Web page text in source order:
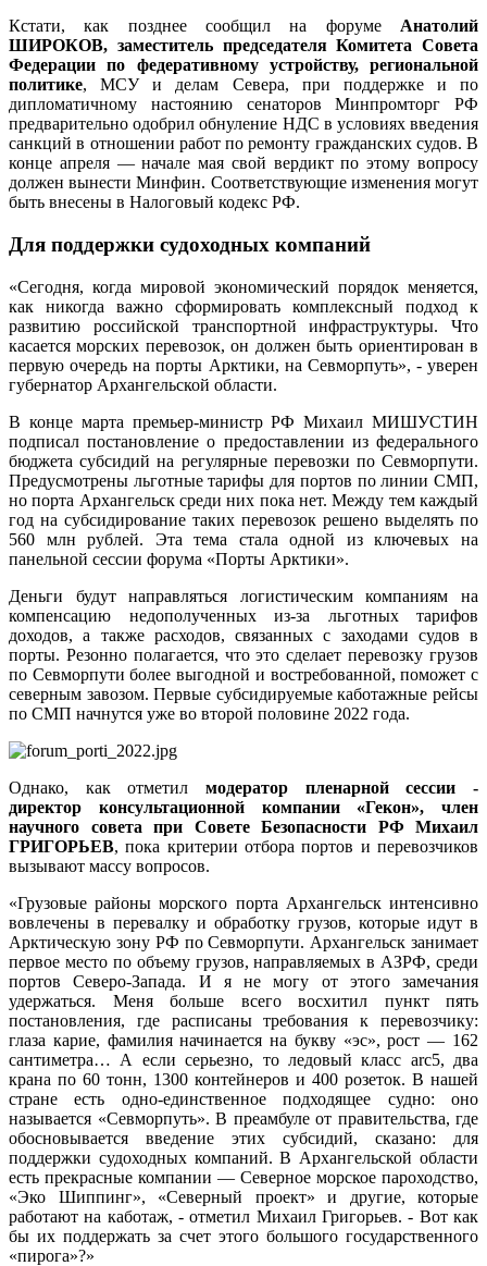
Кстати, как позднее сообщил на форуме Анатолий
ШИРОКОВ, заместитель председателя Комитета Совета
Федерации по федеративному устройству, региональной
политике, МСУ и делам Севера, при поддержке и по
дипломатичному настоянию сенаторов Минпромторг РФ
предварительно одобрил обнуление НДС в условиях введения
санкций в отношении работ по ремонту гражданских судов. В
конце апреля — начале мая свой вердикт по этому вопросу
должен вынести Минфин. Соответствующие изменения могут
быть внесены в Налоговый кодекс РФ.
Для поддержки судоходных компаний
«Сегодня, когда мировой экономический порядок меняется,
как никогда важно сформировать комплексный подход к
развитию российской транспортной инфраструктуры. Что
касается морских перевозок, он должен быть ориентирован в
первую очередь на порты Арктики, на Севморпуть», - уверен
губернатор Архангельской области.
В конце марта премьер-министр РФ Михаил МИШУСТИН
подписал постановление о предоставлении из федерального
бюджета субсидий на регулярные перевозки по Севморпути.
Предусмотрены льготные тарифы для портов по линии СМП,
но порта Архангельск среди них пока нет. Между тем каждый
год на субсидирование таких перевозок решено выделять по
560 млн рублей. Эта тема стала одной из ключевых на
панельной сессии форума «Порты Арктики».
Деньги будут направляться логистическим компаниям на
компенсацию недополученных из-за льготных тарифов
доходов, а также расходов, связанных с заходами судов в
порты. Резонно полагается, что это сделает перевозку грузов
по Севморпути более выгодной и востребованной, поможет с
северным завозом. Первые субсидируемые каботажные рейсы
по СМП начнутся уже во второй половине 2022 года.
Однако, как отметил модератор пленарной сессии -
директор консультационной компании «Гекон», член
научного совета при Совете Безопасности РФ Михаил
ГРИГОРЬЕВ, пока критерии отбора портов и перевозчиков
вызывают массу вопросов.
«Грузовые районы морского порта Архангельск интенсивно
вовлечены в перевалку и обработку грузов, которые идут в
Арктическую зону РФ по Севморпути. Архангельск занимает
первое место по объему грузов, направляемых в АЗРФ, среди
портов Северо-Запада. И я не могу от этого замечания
удержаться. Меня больше всего восхитил пункт пять
постановления, где расписаны требования к перевозчику:
глаза карие, фамилия начинается на букву «эс», рост — 162
сантиметра… А если серьезно, то ледовый класс arc5, два
крана по 60 тонн, 1300 контейнеров и 400 розеток. В нашей
стране есть одно-единственное подходящее судно: оно
называется «Севморпуть». В преамбуле от правительства, где
обосновывается введение этих субсидий, сказано: для
поддержки судоходных компаний. В Архангельской области
есть прекрасные компании — Северное морское пароходство,
«Эко Шиппинг», «Северный проект» и другие, которые
работают на каботаж, - отметил Михаил Григорьев. - Вот как
бы их поддержать за счет этого большого государственного
«пирога»?»